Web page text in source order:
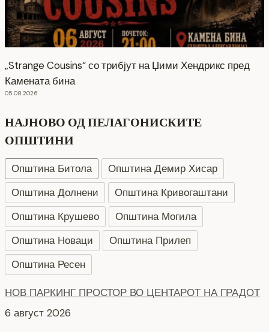
„Strange Cousins“ со трибјут на Џими Хендрикс пред
Камената бина
05.08.2026
НАЈНОВО ОД ПЕЛАГОНИСКИТЕ
ОПШТИНИ
Општина Битола
Општина Демир Хисар
Општина Долнени
Општина Кривогаштани
Општина Крушево
Општина Могила
Општина Новаци
Општина Прилеп
Општина Ресен
СЕ АСФАЛТИРА УЛИЦАТА „КОЗАРА“
6 август 2026